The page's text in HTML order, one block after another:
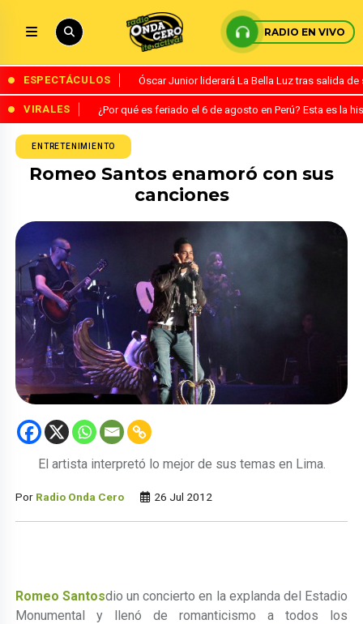
RADIO EN VIVO
ESPECTÁCULOS Óscar Junior liderará La Bella Luz tras salida
VIRALES ¿Por qué es feriado el 6 de agosto en Perú? Esta es la
ENTRETENIMIENTO
Romeo Santos enamoró con sus
canciones
El artista interpretó lo mejor de sus temas en Lima.
Por Radio Onda Cero 26 Jul 2012
Romeo Santosdio un concierto en la explanda del Estadio
Monumental y llenó de romanticismo a todos los